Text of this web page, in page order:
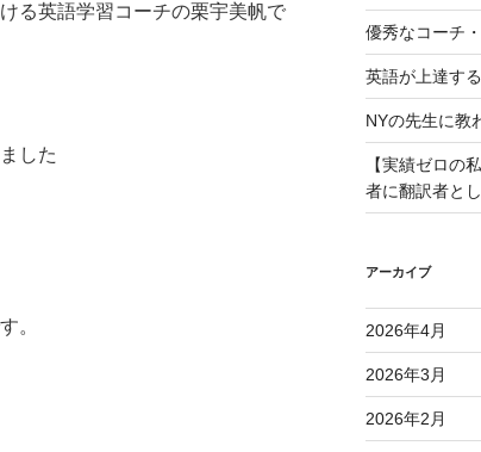
る英語学習コーチの栗宇美帆で
した
。
優秀なコーチ
英語が上達す
NYの先生に教
【実績ゼロの
者に翻訳者と
アーカイブ
2026年4月
2026年3月
2026年2月